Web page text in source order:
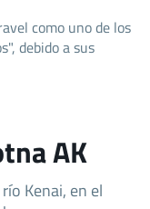
como uno de los
debido a sus
AK
Kenai, en el